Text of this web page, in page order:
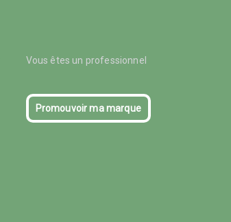
Vous êtes un professionnel
Promouvoir ma marque